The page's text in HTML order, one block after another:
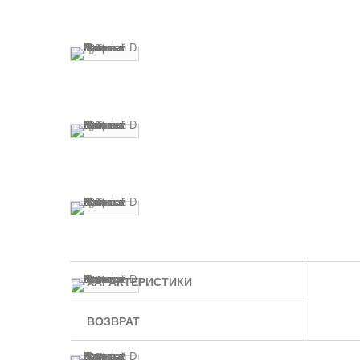
ХАРАКТЕРИСТИКИ
ВОЗВРАТ